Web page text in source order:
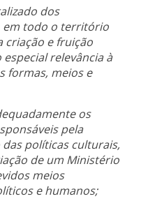
dos
em todo o território
criação e fruição
relevância à
formas, meios e
os
pela
políticas culturais,
de um Ministério
meios
e humanos;